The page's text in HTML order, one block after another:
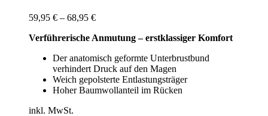
59,95 € – 68,95 €
Verführerische Anmutung – erstklassiger Komfort
Der anatomisch geformte Unterbrustbund
verhindert Druck auf den Magen
Weich gepolsterte Entlastungsträger
Hoher Baumwollanteil im Rücken
inkl. MwSt.